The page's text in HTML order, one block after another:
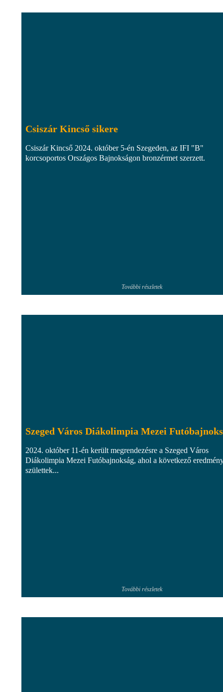
Csiszár Kincső sikere
Csiszár Kincső 2024. október 5-én Szegeden, az IFI "B"
korcsoportos Országos Bajnokságon bronzérmet szerzett.
További részletek
Szeged Város Diákolimpia Mezei
2024. október 11-én került megrendezésre a Szeged Város
Diákolimpia Mezei Futóbajnokság, ahol a következő
születtek...
További részletek